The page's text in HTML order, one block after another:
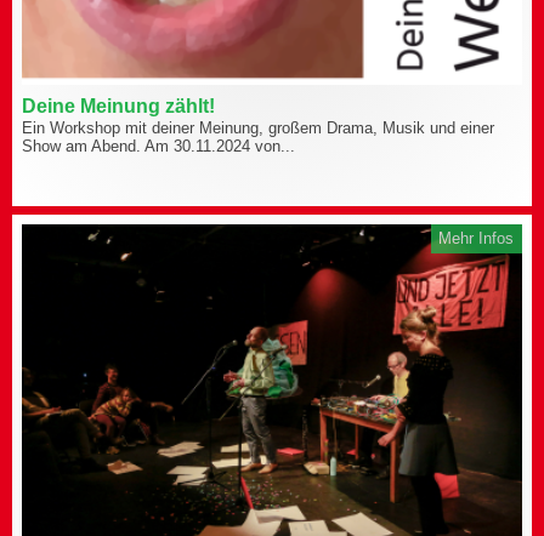
Deine Meinung zählt!
Ein Workshop mit deiner Meinung, großem Drama, Musik und einer
Show am Abend. Am 30.11.2024 von...
Mehr Infos